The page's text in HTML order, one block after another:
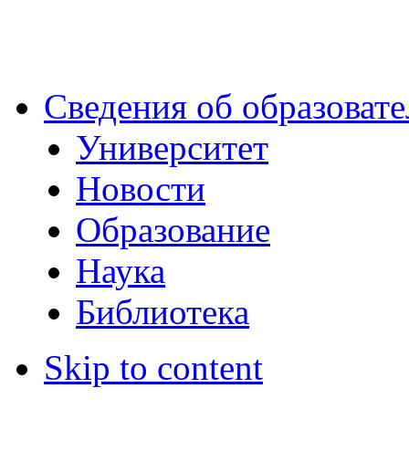
Сведения об
Университет
Новости
Образование
Наука
Библиотека
Skip to content